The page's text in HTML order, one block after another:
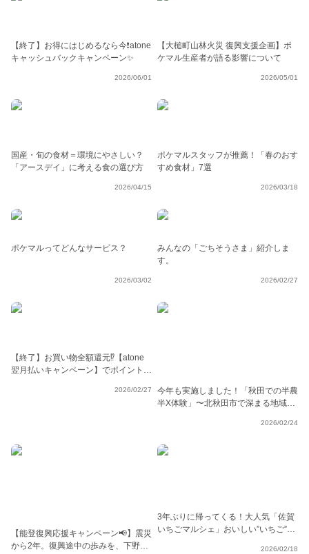
【終了】お得にはじめるなら今❗atone
キャッシュバックキャンペーン✨
2026/06/01
【大槌町山林火災 復興支援企画】ポ
ケマル生産者が語る影響について
2026/05/01
国産・旬の食材＝環境にやさしい？
「アースデイ」に考える食の選び方
2026/04/15
ポケマルスタッフが推薦！「春のおす
すめ食材」7選
2026/03/18
ポケマルってどんなサービス？
2026/03/02
みんなの「ごちそうさま」紹介しま
す。
2026/02/27
【終了】お買い物全額還元⁉️【atone
翌月払いキャンペーン】でポイント
2026/02/27
今年も実施しました！「秋田での半農
半X体験」〜北秋田市で深まる地域と
2026/02/24
【能登復興応援キャンペーン📢】震災
から2年。復興途中の歩みを、下野さ
3年ぶりに帰ってくる！大人気「佐賀
いちごマルシェ」おいしい”いちご”が
2026/02/18